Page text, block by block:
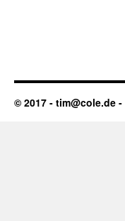
© 2017 - tim@cole.de -